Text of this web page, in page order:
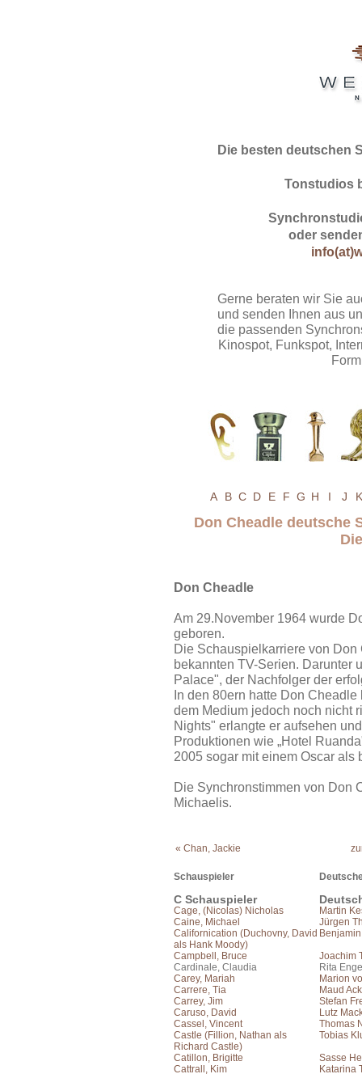
Die besten deutschen
Tonstudios
oder
Gerne beraten wir Sie
und senden Ihnen aus
die passenden
Kinospot, Funkspot,
A B C D E F G H I J K
Don Cheadle deutsche
Don Cheadle
Am 29.November 1964 wurde
geboren.
Die Schauspielkarriere von
bekannten TV-Serien. Darunter
Palace", der Nachfolger der
In den 80ern hatte Don
dem Medium jedoch noch nicht
Nights" erlangte er aufsehen
Produktionen wie „Hotel
2005 sogar mit einem Oscar als
Die Synchronstimmen von Don
Michaelis.
« Chan, Jackie
Schauspieler
C Schauspieler
Cage, (Nicolas) Nicholas
Martin
Caine, Michael
Jürgen
Californication (Duchovny, David
als Hank Moody)
Campbell, Bruce
Joachim
Cardinale, Claudia
Rita
Carey, Mariah
Marion
Carrere, Tia
Maud
Carrey, Jim
Stefan
Caruso, David
Lutz
Cassel, Vincent
Thomas
Castle (Fillion, Nathan als
Richard Castle)
Tobias
Catillon, Brigitte
Sasse
Cattrall, Kim
Katarina